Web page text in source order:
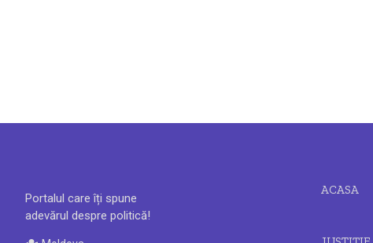
Portalul care îți spune
adevărul despre politică!
ACASA